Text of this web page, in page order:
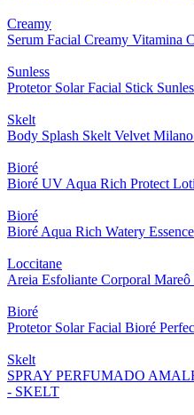
Creamy
Serum Facial Creamy Vitamina
Sunless
Protetor Solar Facial Stick
Skelt
Body Splash Skelt Velvet
Bioré
Bioré UV Aqua Rich Protect
Bioré
Bioré Aqua Rich Watery
Loccitane
Areia Esfoliante Corporal
Bioré
Protetor Solar Facial Bioré
Skelt
SPRAY PERFUMADO
- SKELT